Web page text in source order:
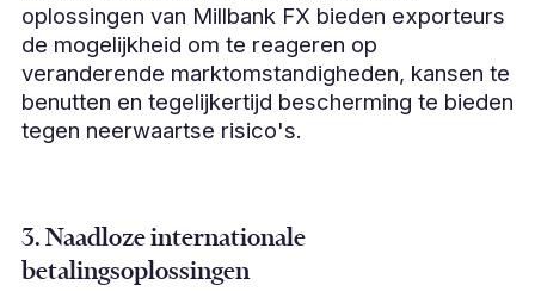
oplossingen van Millbank FX bieden exporteurs
de mogelijkheid om te reageren op
veranderende marktomstandigheden, kansen te
benutten en tegelijkertijd bescherming te bieden
tegen neerwaartse risico's.
3. Naadloze internationale
betalingsoplossingen